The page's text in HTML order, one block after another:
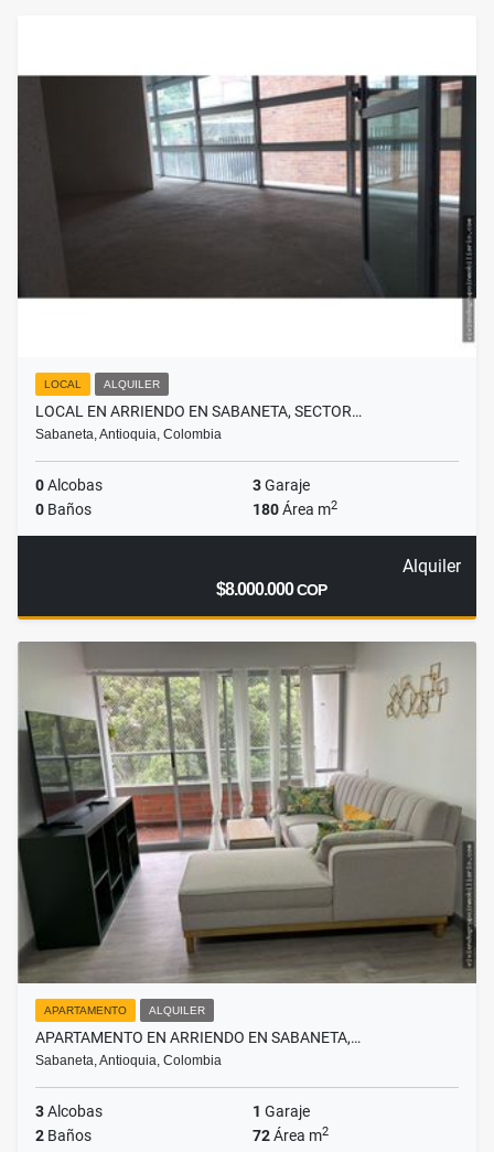
LOCAL ALQUILER
LOCAL EN ARRIENDO EN SABANETA, SECTOR…
Sabaneta, Antioquia, Colombia
0Alcobas 3Garaje
0 Baños 180Área m2
Alquiler
$8.000.000COP
APARTAMENTO ALQUILER
APARTAMENTO EN ARRIENDO EN SABANETA,…
Sabaneta, Antioquia, Colombia
3Alcobas 1 Garaje
2 Baños 72Área m2